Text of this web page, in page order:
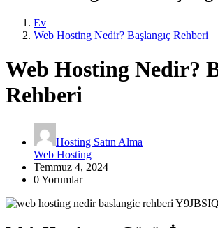
Ev
Web Hosting Nedir? Başlangıç Rehberi
Web Hosting Nedir?
Rehberi
Hosting Satın Alma
Web Hosting
Temmuz 4, 2024
0 Yorumlar